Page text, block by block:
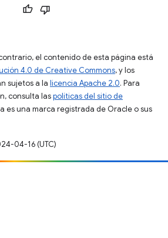
el contenido de esta página está
4.0 de Creative Commons, y los
sujetos a la licencia Apache 2.0. Para
consulta laspolíticas del sitio de
es una marca registrada de Oracle o sus
04-16 (UTC)